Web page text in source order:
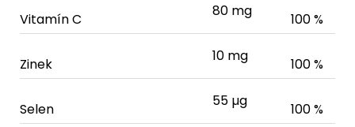
Vitamín C 80 mg 100 %
Zinek 10 mg 100 %
Selen 55 µg
100 %